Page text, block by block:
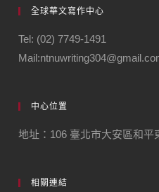
全球華文寫作中心
Tel: (02) 7749-1491
中心位置
地址：106 臺北市大安區和平
相關連結